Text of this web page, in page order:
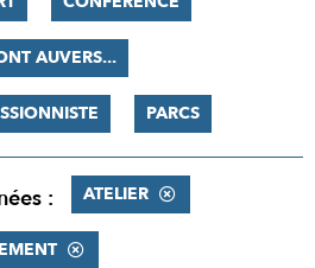
AUVERS...
PARCS
: ATELIER